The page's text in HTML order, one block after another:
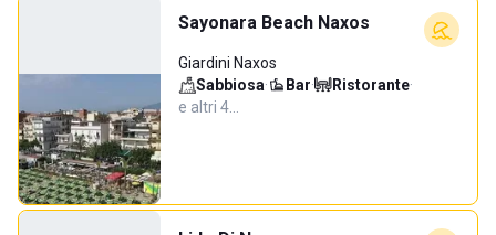
Sayonara Beach Naxos
Giardini Naxos
Sabbiosa· Bar· Ristorante·
e altri 4…